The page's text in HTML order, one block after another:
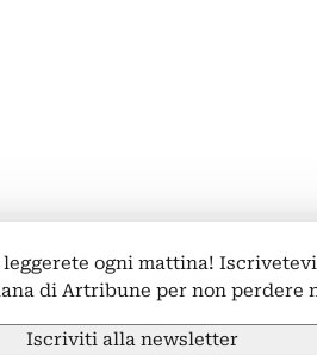
leggerete ogni mattina!
di Artribune per non perdere
Iscriviti alla newsletter